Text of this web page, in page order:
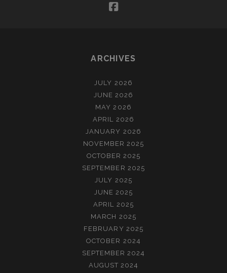
facebook
ARCHIVES
JULY 2026
JUNE 2026
MAY 2026
APRIL 2026
JANUARY 2026
NOVEMBER 2025
OCTOBER 2025
SEPTEMBER 2025
JULY 2025
JUNE 2025
APRIL 2025
MARCH 2025
FEBRUARY 2025
OCTOBER 2024
SEPTEMBER 2024
AUGUST 2024